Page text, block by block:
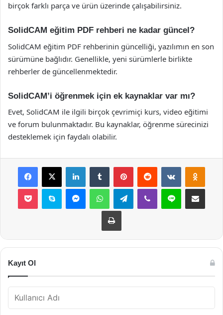
birçok farklı parça ve ürün üzerinde çalışabilirsiniz.
SolidCAM eğitim PDF rehberi ne kadar güncel?
SolidCAM eğitim PDF rehberinin güncelliği, yazılımın en son
sürümüne bağlıdır. Genellikle, yeni sürümlerle birlikte
rehberler de güncellenmektedir.
SolidCAM’i öğrenmek için ek kaynaklar var mı?
Evet, SolidCAM ile ilgili birçok çevrimiçi kurs, video eğitimi
ve forum bulunmaktadır. Bu kaynaklar, öğrenme sürecinizi
desteklemek için faydalı olabilir.
Facebook
X LinkedInTumblr PinterestReddit VKontakte
Pocket Skype MessengerWhatsAppTelegramViber Line E-Posta ile
Yazdır
Kayıt Ol